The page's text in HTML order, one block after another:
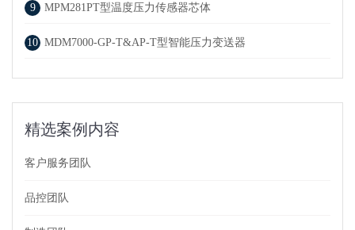
9 MPM281PT型温度压力传感器芯体
10 MDM7000-GP-T&AP-T型智能压力变送器
精选案例内容
客户服务团队
品控团队